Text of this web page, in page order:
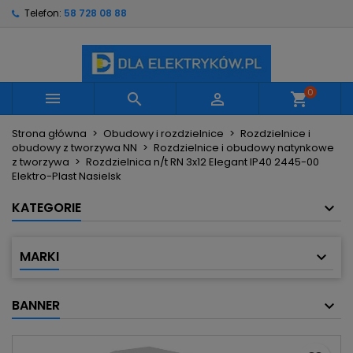
Telefon: 58 728 08 88
   shopping_cart0
Strona główna Obudowy i rozdzielnice
Rozdzielnice i
obudowy z tworzywa NN
Rozdzielnice i obudowy natynkowe
z tworzywa
Rozdzielnica n/t RN 3x12 Elegant IP40 2445-00
Elektro-Plast Nasielsk
KATEGORIE
MARKI
BANNER
Utwórz nową listę
Nazwa listy życzeń
Anuluj Utwórz listę życzeń
Musisz być zalogowany by zapisać produkty na
swojej liście życzeń.
Anuluj Zaloguj się